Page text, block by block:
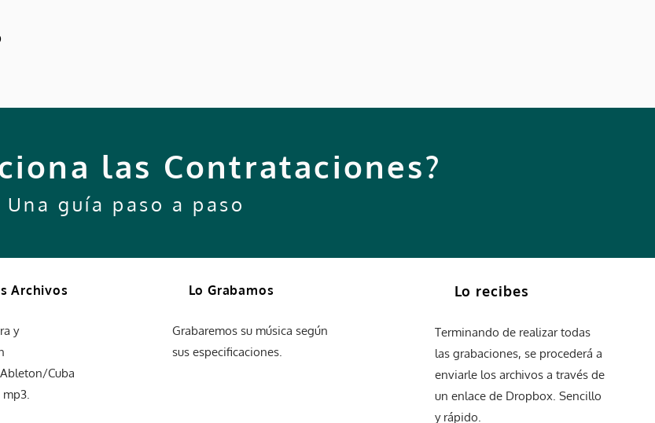
las Contrataciones?
Una guía paso a paso
Archivos
y
Cuba
mp3.
Lo Grabamos
Grabaremos su música según
sus especificaciones.
Lo recibes
Terminando de realizar todas
las grabaciones, se procederá a
enviarle los archivos a través de
un enlace de Dropbox. Sencillo
y rápido.